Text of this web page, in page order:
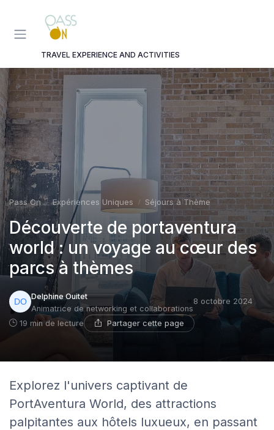
TRAVEL EXPERIENCE AND ACTIVITIES
Pass On Expériences Uniques Séjours à Thème
Découverte de portaventura
world : un voyage au cœur des
parcs à thèmes
Delphine Ouitet
Animatrice de networking et collaborations
8 octobre 2024
19 min de lecture Partager cette page
Explorez l'univers captivant de
PortAventura World, des attractions
palpitantes aux hôtels luxueux, en passant